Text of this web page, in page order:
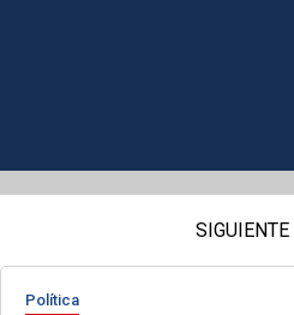
SIGUIENTE
Política